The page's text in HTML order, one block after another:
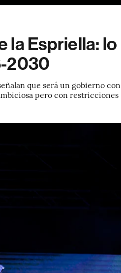
la Espriella: lo
2030
que será un gobierno con
pero con restricciones